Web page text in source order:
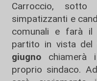
Carroccio, sotto
simpatizzanti e
comunali e farà il
partito in vista del
giugno chiamerà
proprio sindaco.